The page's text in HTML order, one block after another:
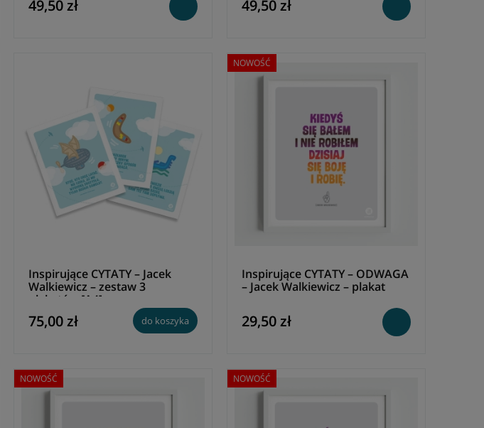
49,50 zł 49,50 zł
Inspirujące CYTATY – Jacek
Walkiewicz – zestaw 3
plakatów [A4]
75,00 zł do koszyka
Inspirujące CYTATY – ODWAGA
– Jacek Walkiewicz – plakat
29,50 zł
NOWOŚĆ
NOWOŚĆ NOWOŚĆ